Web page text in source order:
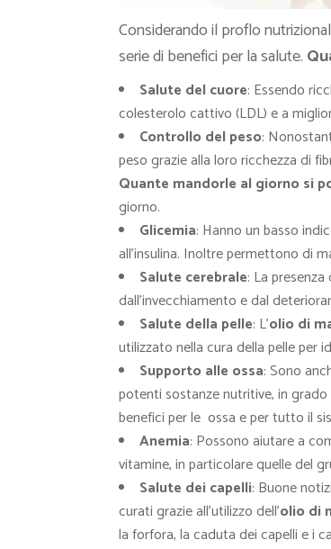
Considerando il proflo
serie di benefici per la salute.
Salute del cuore: Essendo
colesterolo cattivo (LDL) e a
Controllo del peso:
peso grazie alla loro ricchezza di
Quante mandorle al giorno si
giorno.
Glicemia: Hanno un basso
all’insulina. Inoltre permettono di
Salute cerebrale: La
dall’invecchiamento e dal
Salute della pelle: L’olio di
utilizzato nella cura della pelle per
Supporto alle ossa: Sono
potenti sostanze nutritive, in
benefici per le ossa e per tutto il
Anemia: Possono aiutare a
vitamine, in particolare quelle del
Salute dei capelli: Buone
curati grazie all’utilizzo dell’olio di
la forfora, la caduta dei capelli e i